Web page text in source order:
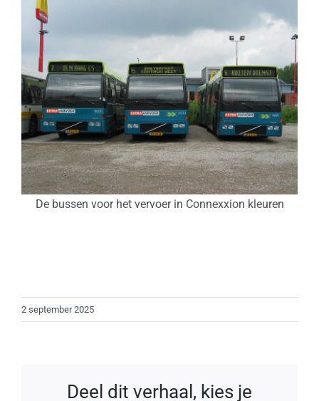
De bussen voor het vervoer in Connexxion kleuren
2 september 2025
Deel dit verhaal, kies je